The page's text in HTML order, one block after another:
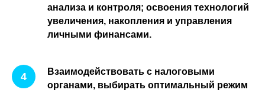
анализа и контроля; освоения технологий
увеличения, накопления и управления
личными финансами.
Взаимодействовать с налоговыми
органами, выбирать оптимальный режим